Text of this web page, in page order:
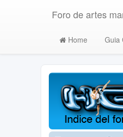
Foro de artes
Home Guia